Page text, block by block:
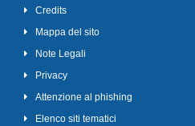
Credits
Mappa del sito
Note Legali
Privacy
Attenzione al phishing
Elenco siti tematici